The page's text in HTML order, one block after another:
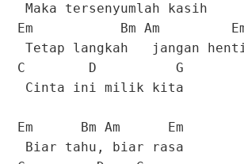
Maka tersenyumlah kasih
Em Bm Am
Tetap langkah jangan
C D G
Cinta ini milik kita
Em Bm Am Em
Biar tahu, biar rasa